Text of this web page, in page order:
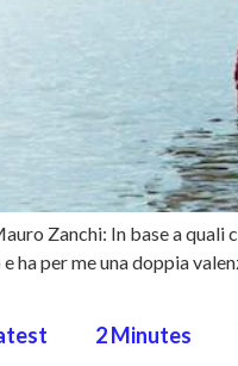
Zanchi: In base a
ha per me una doppia
2 Minutes